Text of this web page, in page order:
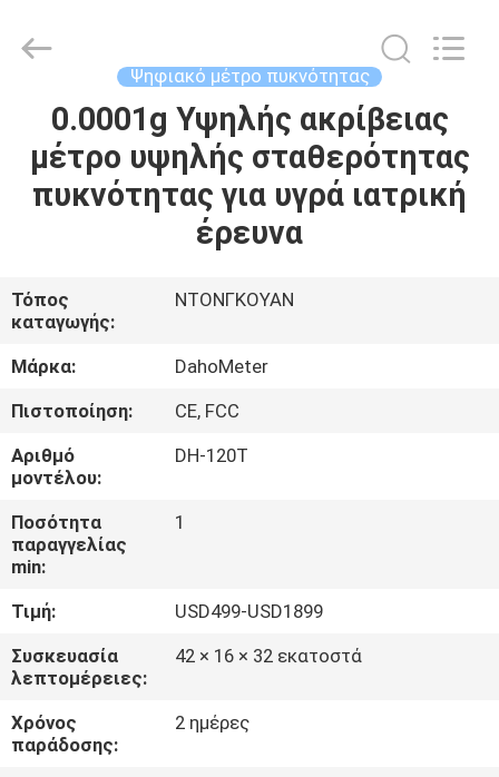
ΣΠΊΤΙ
ΠΡΟΪΌΝΤΑ
ΕΜΕΊΣ
ΓΎΡΟΣ
ΕΡΓΟΣΤΑΣΊΩΝ
ΠΟΙΟΤΙΚΌΣ
ΈΛΕΓΧΟΣ
ΕΛΆΤΕ
ΣΕ
ΕΠΑΦΉ
ΜΕ
2018
Guangdong Hongtuo Instrument Technology Co.,Ltd.
Ψηφιακό μέτρο πυκνότητας
0.0001g Υψηλής ακρίβειας
μέτρο υψηλής σταθερότητας
πυκνότητας για υγρά ιατρική
έρευνα
Τόπος
καταγωγής:
ΝΤΟΝΓΚΟΥΑΝ
Μάρκα:
DahoMeter
Πιστοποίηση:
CE, FCC
Αριθμό
μοντέλου:
DH-120T
Ποσότητα
παραγγελίας
min:
1
Τιμή:
USD499-USD1899
Συσκευασία
λεπτομέρειες:
42 × 16 × 32 εκατοστά
Χρόνος
παράδοσης:
2 ημέρες